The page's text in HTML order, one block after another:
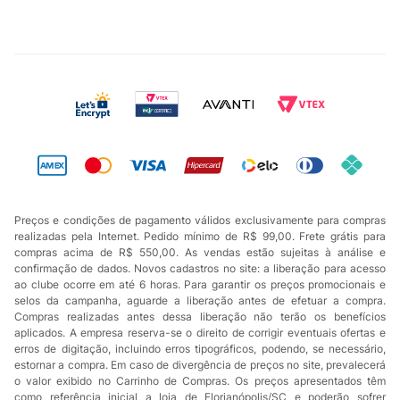
Preços e condições de pagamento válidos exclusivamente para compras
realizadas pela Internet. Pedido mínimo de R$ 99,00. Frete grátis para
compras acima de R$ 550,00. As vendas estão sujeitas à análise e
confirmação de dados. Novos cadastros no site: a liberação para acesso
ao clube ocorre em até 6 horas. Para garantir os preços promocionais e
selos da campanha, aguarde a liberação antes de efetuar a compra.
Compras realizadas antes dessa liberação não terão os benefícios
aplicados. A empresa reserva-se o direito de corrigir eventuais ofertas e
erros de digitação, incluindo erros tipográficos, podendo, se necessário,
estornar a compra. Em caso de divergência de preços no site, prevalecerá
o valor exibido no Carrinho de Compras. Os preços apresentados têm
como referência inicial a loja de Florianópolis/SC e poderão sofrer